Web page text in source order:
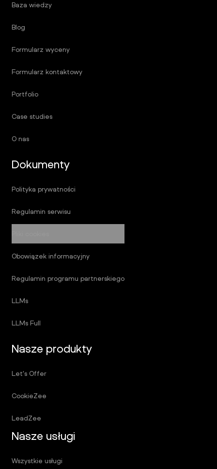
Baza wiedzy
Blog
Formularz wyceny
Formularz kontaktowy
Portfolio
Case studies
O nas
Dokumenty
Polityka prywatności
Regulamin serwisu
Obowiązek informacyjny
Regulamin programu partnerskiego
LLMs
LLMs Full
Nasze produkty
Let's Offer
CookieZee
LeadZee
Nasze usługi
Wszystkie usługi